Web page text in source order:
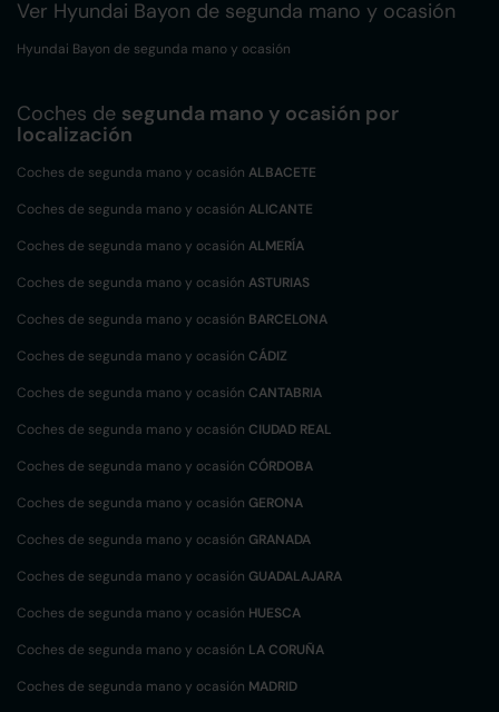
Ver Hyundai Bayon de segunda mano y ocasión
Hyundai Bayon de segunda mano y ocasión
Coches de segunda mano y ocasión por
localización
Coches de segunda mano y ocasión ALBACETE
Coches de segunda mano y ocasión ALICANTE
Coches de segunda mano y ocasión ALMERÍA
Coches de segunda mano y ocasión ASTURIAS
Coches de segunda mano y ocasión BARCELONA
Coches de segunda mano y ocasión CÁDIZ
Coches de segunda mano y ocasión CANTABRIA
Coches de segunda mano y ocasión CIUDAD REAL
Coches de segunda mano y ocasión CÓRDOBA
Coches de segunda mano y ocasión GERONA
Coches de segunda mano y ocasión GRANADA
Coches de segunda mano y ocasión GUADALAJARA
Coches de segunda mano y ocasión HUESCA
Coches de segunda mano y ocasión LA CORUÑA
Coches de segunda mano y ocasión MADRID